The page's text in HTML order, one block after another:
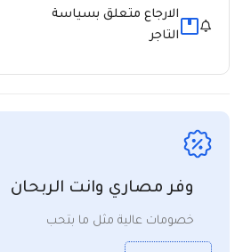
الارجاع متعلق بسياسة
التاجر
وفر مصاري وانت الربحان
خصومات عالية مثل ما بتحب